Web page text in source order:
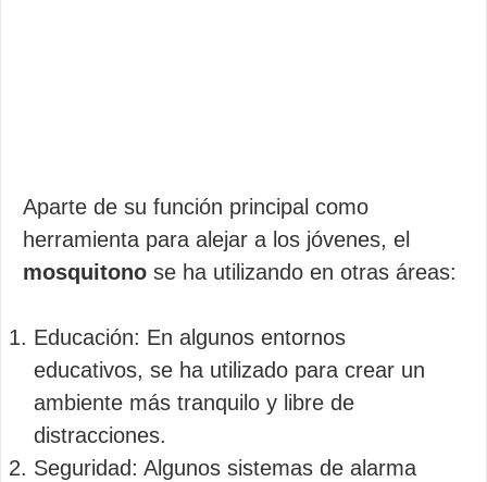
Aparte de su función principal como
herramienta para alejar a los jóvenes, el
mosquitono se ha utilizando en otras áreas:
Educación: En algunos entornos
educativos, se ha utilizado para crear un
ambiente más tranquilo y libre de
distracciones.
Seguridad: Algunos sistemas de alarma